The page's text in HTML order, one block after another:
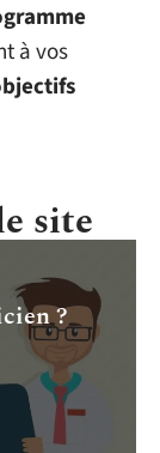
à vos
site
?